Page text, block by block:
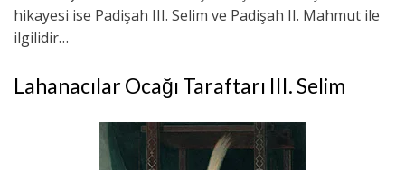
hikayesi ise Padişah III. Selim ve Padişah II. Mahmut ile
ilgilidir…
Lahanacılar Ocağı Taraftarı III. Selim